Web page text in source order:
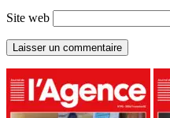
Site web